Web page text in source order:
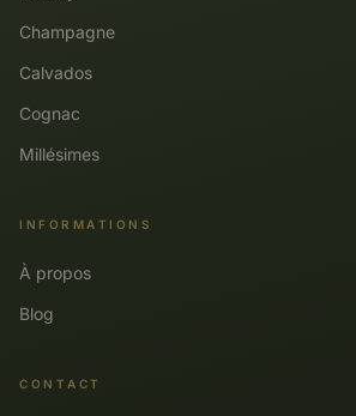
Champagne
Calvados
Cognac
Millésimes
INFORMATIONS
À propos
Blog
CONTACT